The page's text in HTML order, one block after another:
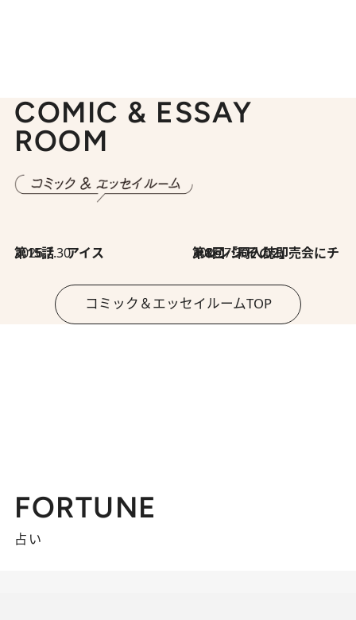
COMIC & ESSAY
ROOM
2026.7.30
第15話 アイス 2026.7.30
第8回「同人誌即売会にチャレンジ その2」
コミック＆エッセイルームTOP
FORTUNE
占い